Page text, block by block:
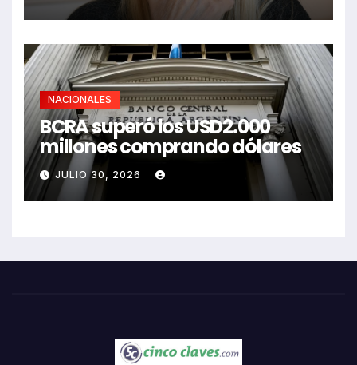
NACIONALES
BCRA superó los USD2.000
millones comprando dólares
JULIO 30, 2026